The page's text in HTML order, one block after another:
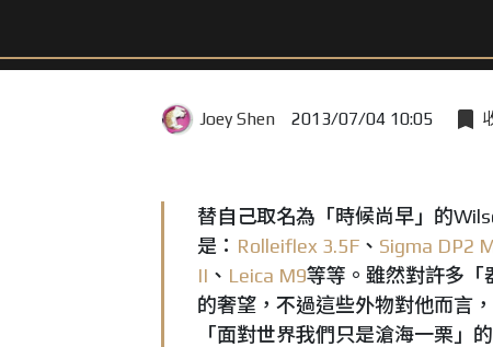
Joey Shen 2013/07/04 10:05
替自己取名為「時候尚早」的
是： Rolleiflex 3.5F 、 Sigma DP2
II 、 Leica M9等等。雖然對許多「
的奢望，不過這些外物對他而言
「面對世界我們只是滄海一栗」